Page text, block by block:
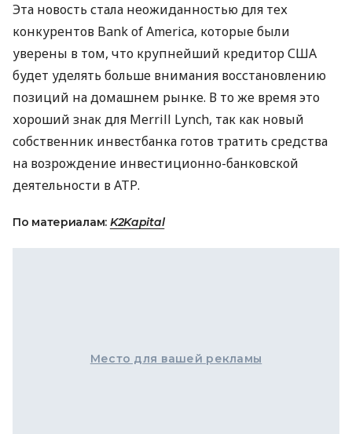
Эта новость стала неожиданностью для тех
конкурентов Bank of America, которые были
уверены в том, что крупнейший кредитор США
будет уделять больше внимания восстановлению
позиций на домашнем рынке. В то же время это
хороший знак для Merrill Lynch, так как новый
собственник инвестбанка готов тратить средства
на возрождение инвестиционно-банковской
деятельности в АТР.
По материалам: K2Kapital
Место для вашей рекламы